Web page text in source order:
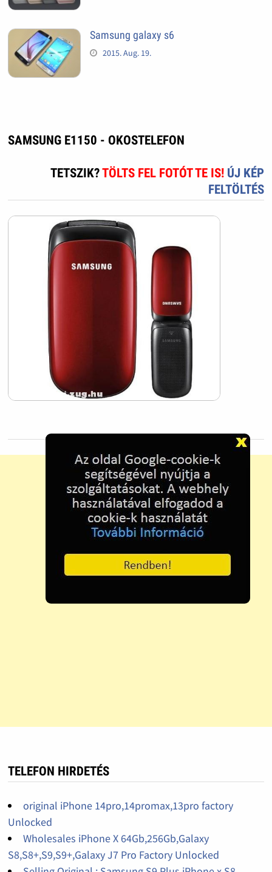
Samsung galaxy s6
2015. Aug. 19.
SAMSUNG E1150 - OKOSTELEFON
TETSZIK?TÖLTS FEL FOTÓT TE IS! ÚJ KÉP
FELTÖLTÉS
TELEFON HIRDETÉS
original iPhone 14pro,14promax,13pro factory
Unlocked
Wholesales iPhone X 64Gb,256Gb,Galaxy
S8,S8+,S9,S9+,Galaxy J7 Pro Factory Unlocked